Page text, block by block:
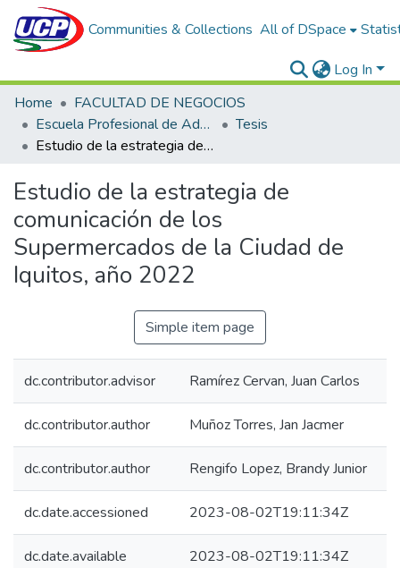
Communities & Collections All of DSpace
Log In
Home
FACULTAD DE NEGOCIOS
Escuela Profesional de Administración de Empresas
Tesis
Estudio de la estrategia de comunicación de los Supermercados de la Ciudad de Iquitos, año 2022
Estudio de la estrategia de
comunicación de los
Supermercados de la Ciudad de
Iquitos, año 2022
Simple item page
dc.contributor.advisor Ramírez Cervan, Juan Carlos
dc.contributor.author Muñoz Torres, Jan Jacmer
dc.contributor.author Rengifo Lopez, Brandy Junior
dc.date.accessioned 2023-08-02T19:11:34Z
dc.date.available 2023-08-02T19:11:34Z